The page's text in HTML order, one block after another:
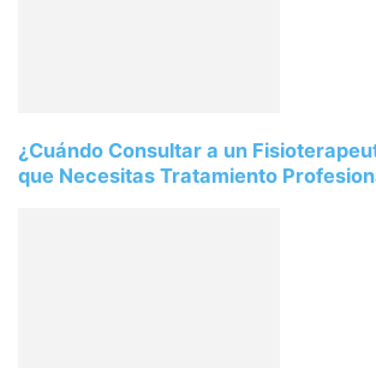
¿Cuándo Consultar a un
que Necesitas Tratamiento